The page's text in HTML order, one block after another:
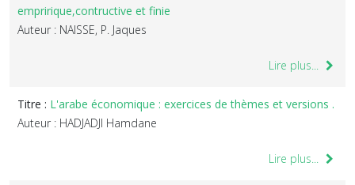
empririque,contructive et finie
Auteur : NAISSE, P. Jaques
Lire plus...
Titre : L'arabe économique : exercices de thèmes et versions .
Auteur : HADJADJI Hamdane
Lire plus...